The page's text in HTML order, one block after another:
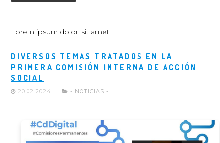
Lorem ipsum dolor, sit amet.
DIVERSOS TEMAS TRATADOS EN LA
PRIMERA COMISIÓN INTERNA DE ACCIÓN
SOCIAL
20.02.2024 - NOTICIAS -